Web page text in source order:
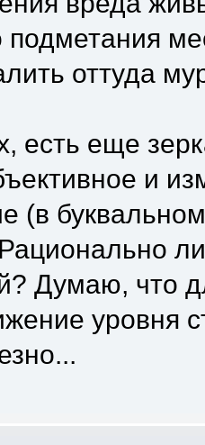
подметания
оттуда
есть еще
и
(в
Думаю, что
уровня